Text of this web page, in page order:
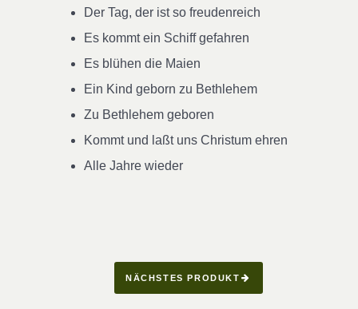
Der Tag, der ist so freudenreich
Es kommt ein Schiff gefahren
Es blühen die Maien
Ein Kind geborn zu Bethlehem
Zu Bethlehem geboren
Kommt und laßt uns Christum ehren
Alle Jahre wieder
NÄCHSTES PRODUKT